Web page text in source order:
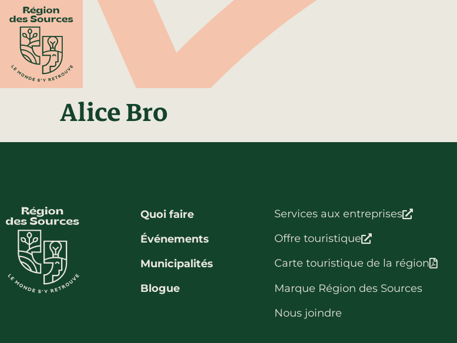
Alice Bro
Quoi faire
Événements
Municipalités
Blogue
Services aux entreprises
Offre touristique
Carte touristique de la région
Marque Région des Sources
Nous joindre